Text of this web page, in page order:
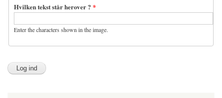
Hvilken tekst står herover ? *
Enter the characters shown in the image.